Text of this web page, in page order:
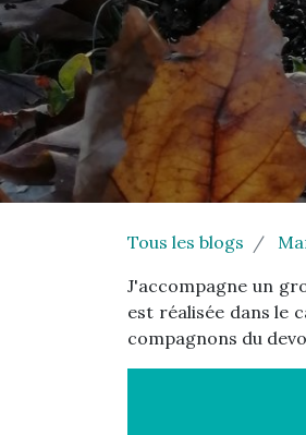
Tous les blogs
J'accompagne un
est réalisée dans le
compagnons du